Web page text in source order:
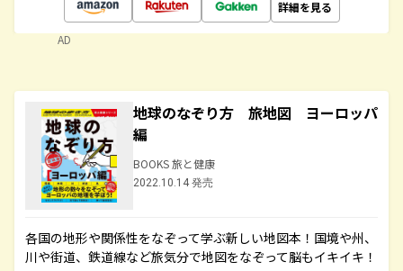
詳細を見る
AD
地球のなぞり方 旅地図 ヨーロッパ
編
BOOKS 旅と健康
2022.10.14 発売
各国の地形や関係性をなぞって学ぶ新しい地図本！国境や州、
川や街道、鉄道線など旅気分で地図をなぞって脳もイキイキ！